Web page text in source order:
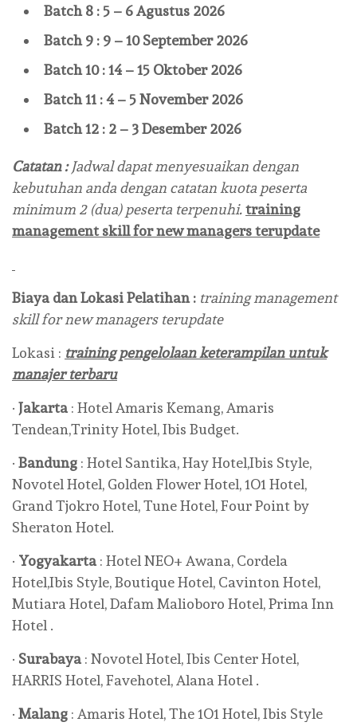
Batch 8 : 5 – 6 Agustus 2026
Batch 9 : 9 – 10 September 2026
Batch 10 : 14 – 15 Oktober 2026
Batch 11 : 4 – 5 November 2026
Batch 12 : 2 – 3 Desember 2026
Catatan :Jadwal dapat menyesuaikan dengan
kebutuhan anda dengan catatan kuota peserta
minimum 2 (dua) peserta terpenuhi.training
management skill for new managers terupdate
Biaya dan Lokasi Pelatihan : training management
skill for new managers terupdate
Lokasi : training pengelolaan keterampilan untuk
manajer terbaru
· Jakarta : Hotel Amaris Kemang, Amaris
Tendean,Trinity Hotel, Ibis Budget.
· Bandung : Hotel Santika, Hay Hotel,Ibis Style,
Novotel Hotel, Golden Flower Hotel, 1O1 Hotel,
Grand Tjokro Hotel, Tune Hotel, Four Point by
Sheraton Hotel.
· Yogyakarta : Hotel NEO+ Awana, Cordela
Hotel,Ibis Style, Boutique Hotel, Cavinton Hotel,
Mutiara Hotel, Dafam Malioboro Hotel, Prima Inn
Hotel .
· Surabaya : Novotel Hotel, Ibis Center Hotel,
HARRIS Hotel, Favehotel, Alana Hotel .
· Malang : Amaris Hotel, The 1O1 Hotel, Ibis Style